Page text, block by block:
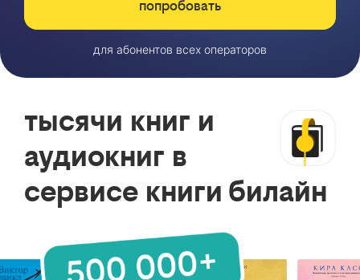
попробовать
для абонентов всех операторов
тысячи книг и
аудиокниг в
сервисе книги билайн